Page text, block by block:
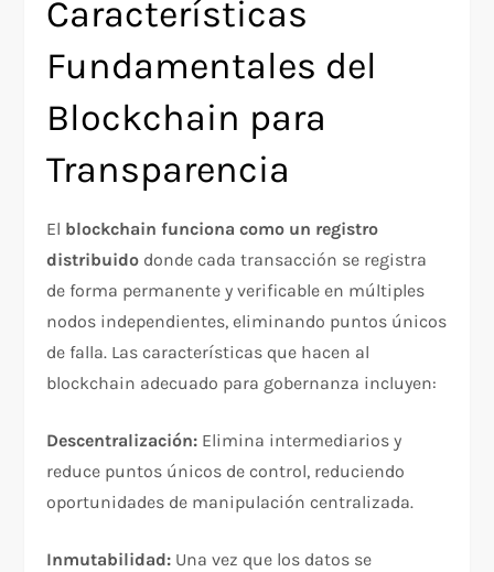
Características
Fundamentales del
Blockchain para
Transparencia
El blockchain funciona como un registro
distribuido donde cada transacción se registra
de forma permanente y verificable en múltiples
nodos independientes, eliminando puntos únicos
de falla. Las características que hacen al
blockchain adecuado para gobernanza incluyen:​
Descentralización: Elimina intermediarios y
reduce puntos únicos de control, reduciendo
oportunidades de manipulación centralizada.​
Inmutabilidad: Una vez que los datos se